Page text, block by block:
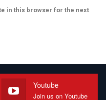
in this browser for the next
Youtube
Join us on Youtube